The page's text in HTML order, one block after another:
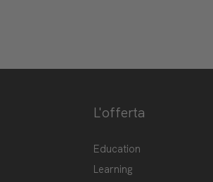
L'offerta
Education
Learning
hub/